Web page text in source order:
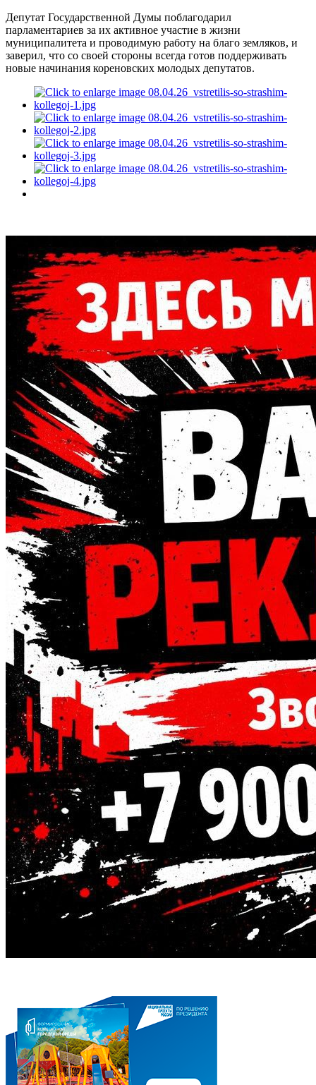
Депутат Государственной Думы поблагодарил
парламентариев за их активное участие в жизни
муниципалитета и проводимую работу на благо земляков, и
заверил, что со своей стороны всегда готов поддерживать
новые начинания кореновских молодых депутатов.